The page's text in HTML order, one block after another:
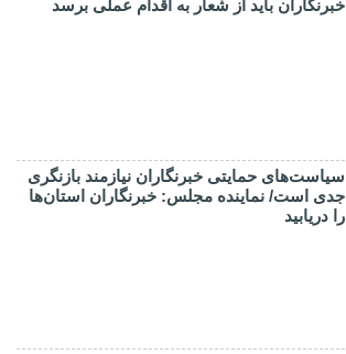
خبرنگاران باید از شعار به اقدام عملی برسد
سیاست‌های حمایتی خبرنگاران نیازمند بازنگری
جدی است/ نماینده مجلس: خبرنگاران استان‌ها
را دریابید